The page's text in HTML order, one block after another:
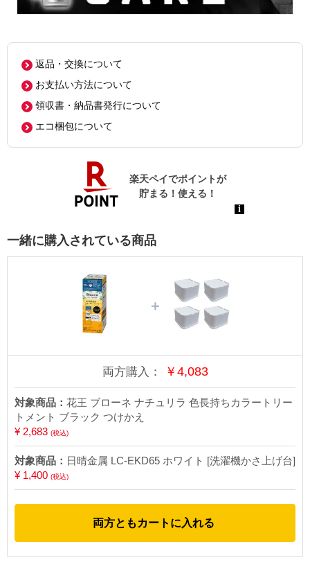
返品・交換について
お支払い方法について
領収書・納品書発行について
エコ梱包について
一緒に購入されている商品
＋
両方購入： ￥ 4,083
対象商品： 花王 ブローネ ナチュリラ 色長持ちカラートリー
トメント ブラック つけかえ
¥ 2,683 (税込)
対象商品： 日晴金属 LC-EKD65 ホワイト [洗濯機かさ上げ台]
¥ 1,400 (税込)
両方ともカートに入れる